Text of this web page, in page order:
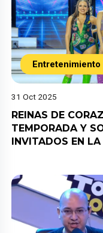
Entretenimiento
31 Oct 2025
REINAS DE
TEMPORADA Y
INVITADOS EN